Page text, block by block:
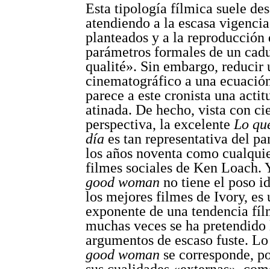
Esta tipología fílmica suele
atendiendo a la escasa
planteados y a la reproducción
parámetros formales de un
qualité». Sin embargo, reducir
cinematográfico a una
parece a este cronista una
atinada. De hecho, vista con
perspectiva, la excelente Lo
día es tan representativa del
los años noventa como
filmes sociales de Ken Loach.
good woman no tiene el poso
los mejores filmes de Ivory, es
exponente de una tendencia
muchas veces se ha
argumentos de escaso fuste.
good woman se corresponde,